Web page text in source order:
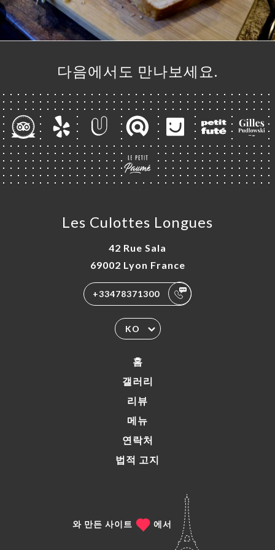
다음에서도 만나보세요.
Les Culottes Longues
42 Rue Sala
69002 Lyon France
+33478371300
KO
홈
갤러리
리뷰
메뉴
연락처
법적 고지
와 만든 사이트 에서